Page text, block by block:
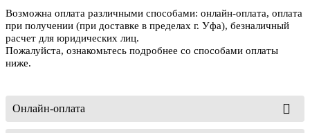
Возможна оплата различными способами: онлайн-оплата, оплата
при получении (при доставке в пределах г. Уфа), безналичный
расчет для юридических лиц.
Пожалуйста, ознакомьтесь подробнее со способами оплаты
ниже.
Онлайн-оплата